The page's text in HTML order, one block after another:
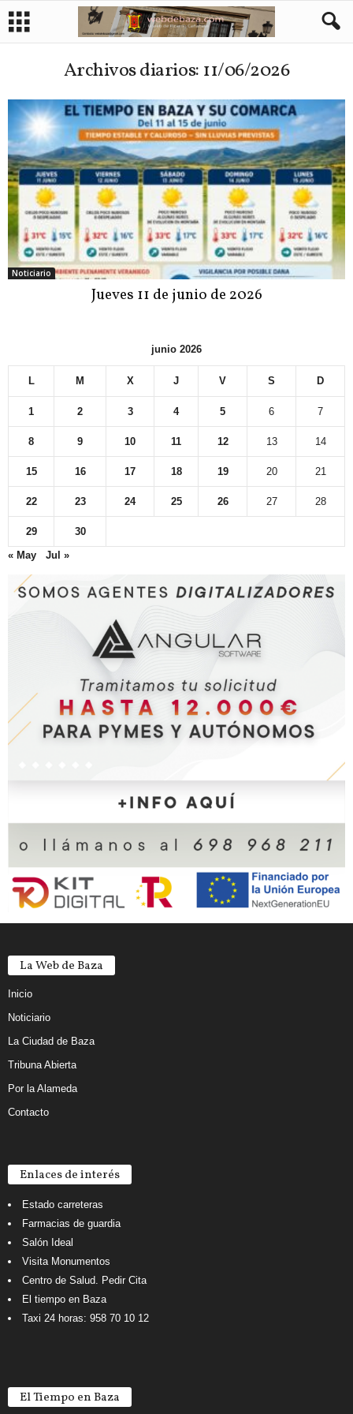
Archivos diarios: 11/06/2026
Noticiario
Jueves 11 de junio de 2026
junio 2026
L M X J V S D
1 2 3 4 5 6 7
8 9 10 11 12 13 14
15 16 17 18 19 20 21
22 23 24 25 26 27 28
29
30
« May
Jul »
La Web de Baza
Inicio
Noticiario
La Ciudad de Baza
Tribuna Abierta
Por la Alameda
Contacto
Enlaces de interés
Estado carreteras
Farmacias de guardia
Salón Ideal
Visita Monumentos
Centro de Salud. Pedir Cita
El tiempo en Baza
Taxi 24 horas: 958 70 10 12
El Tiempo en Baza